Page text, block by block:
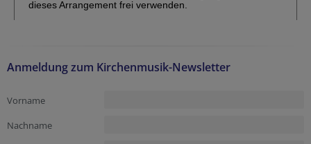
Anmeldung zum Kirchenmusik-Newsletter
Vorname
Nachname